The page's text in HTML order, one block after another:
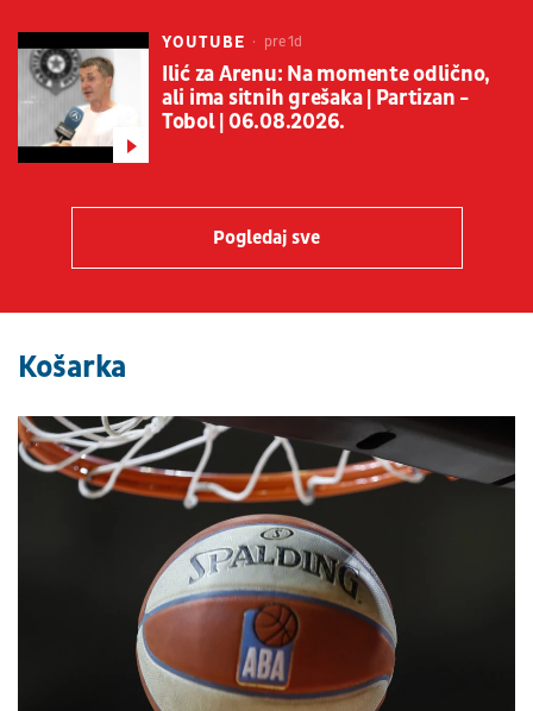
YOUTUBE pre 1d
Ilić za Arenu: Na momente odlično,
ali ima sitnih grešaka | Partizan -
Tobol | 06.08.2026.
Pogledaj sve
Košarka